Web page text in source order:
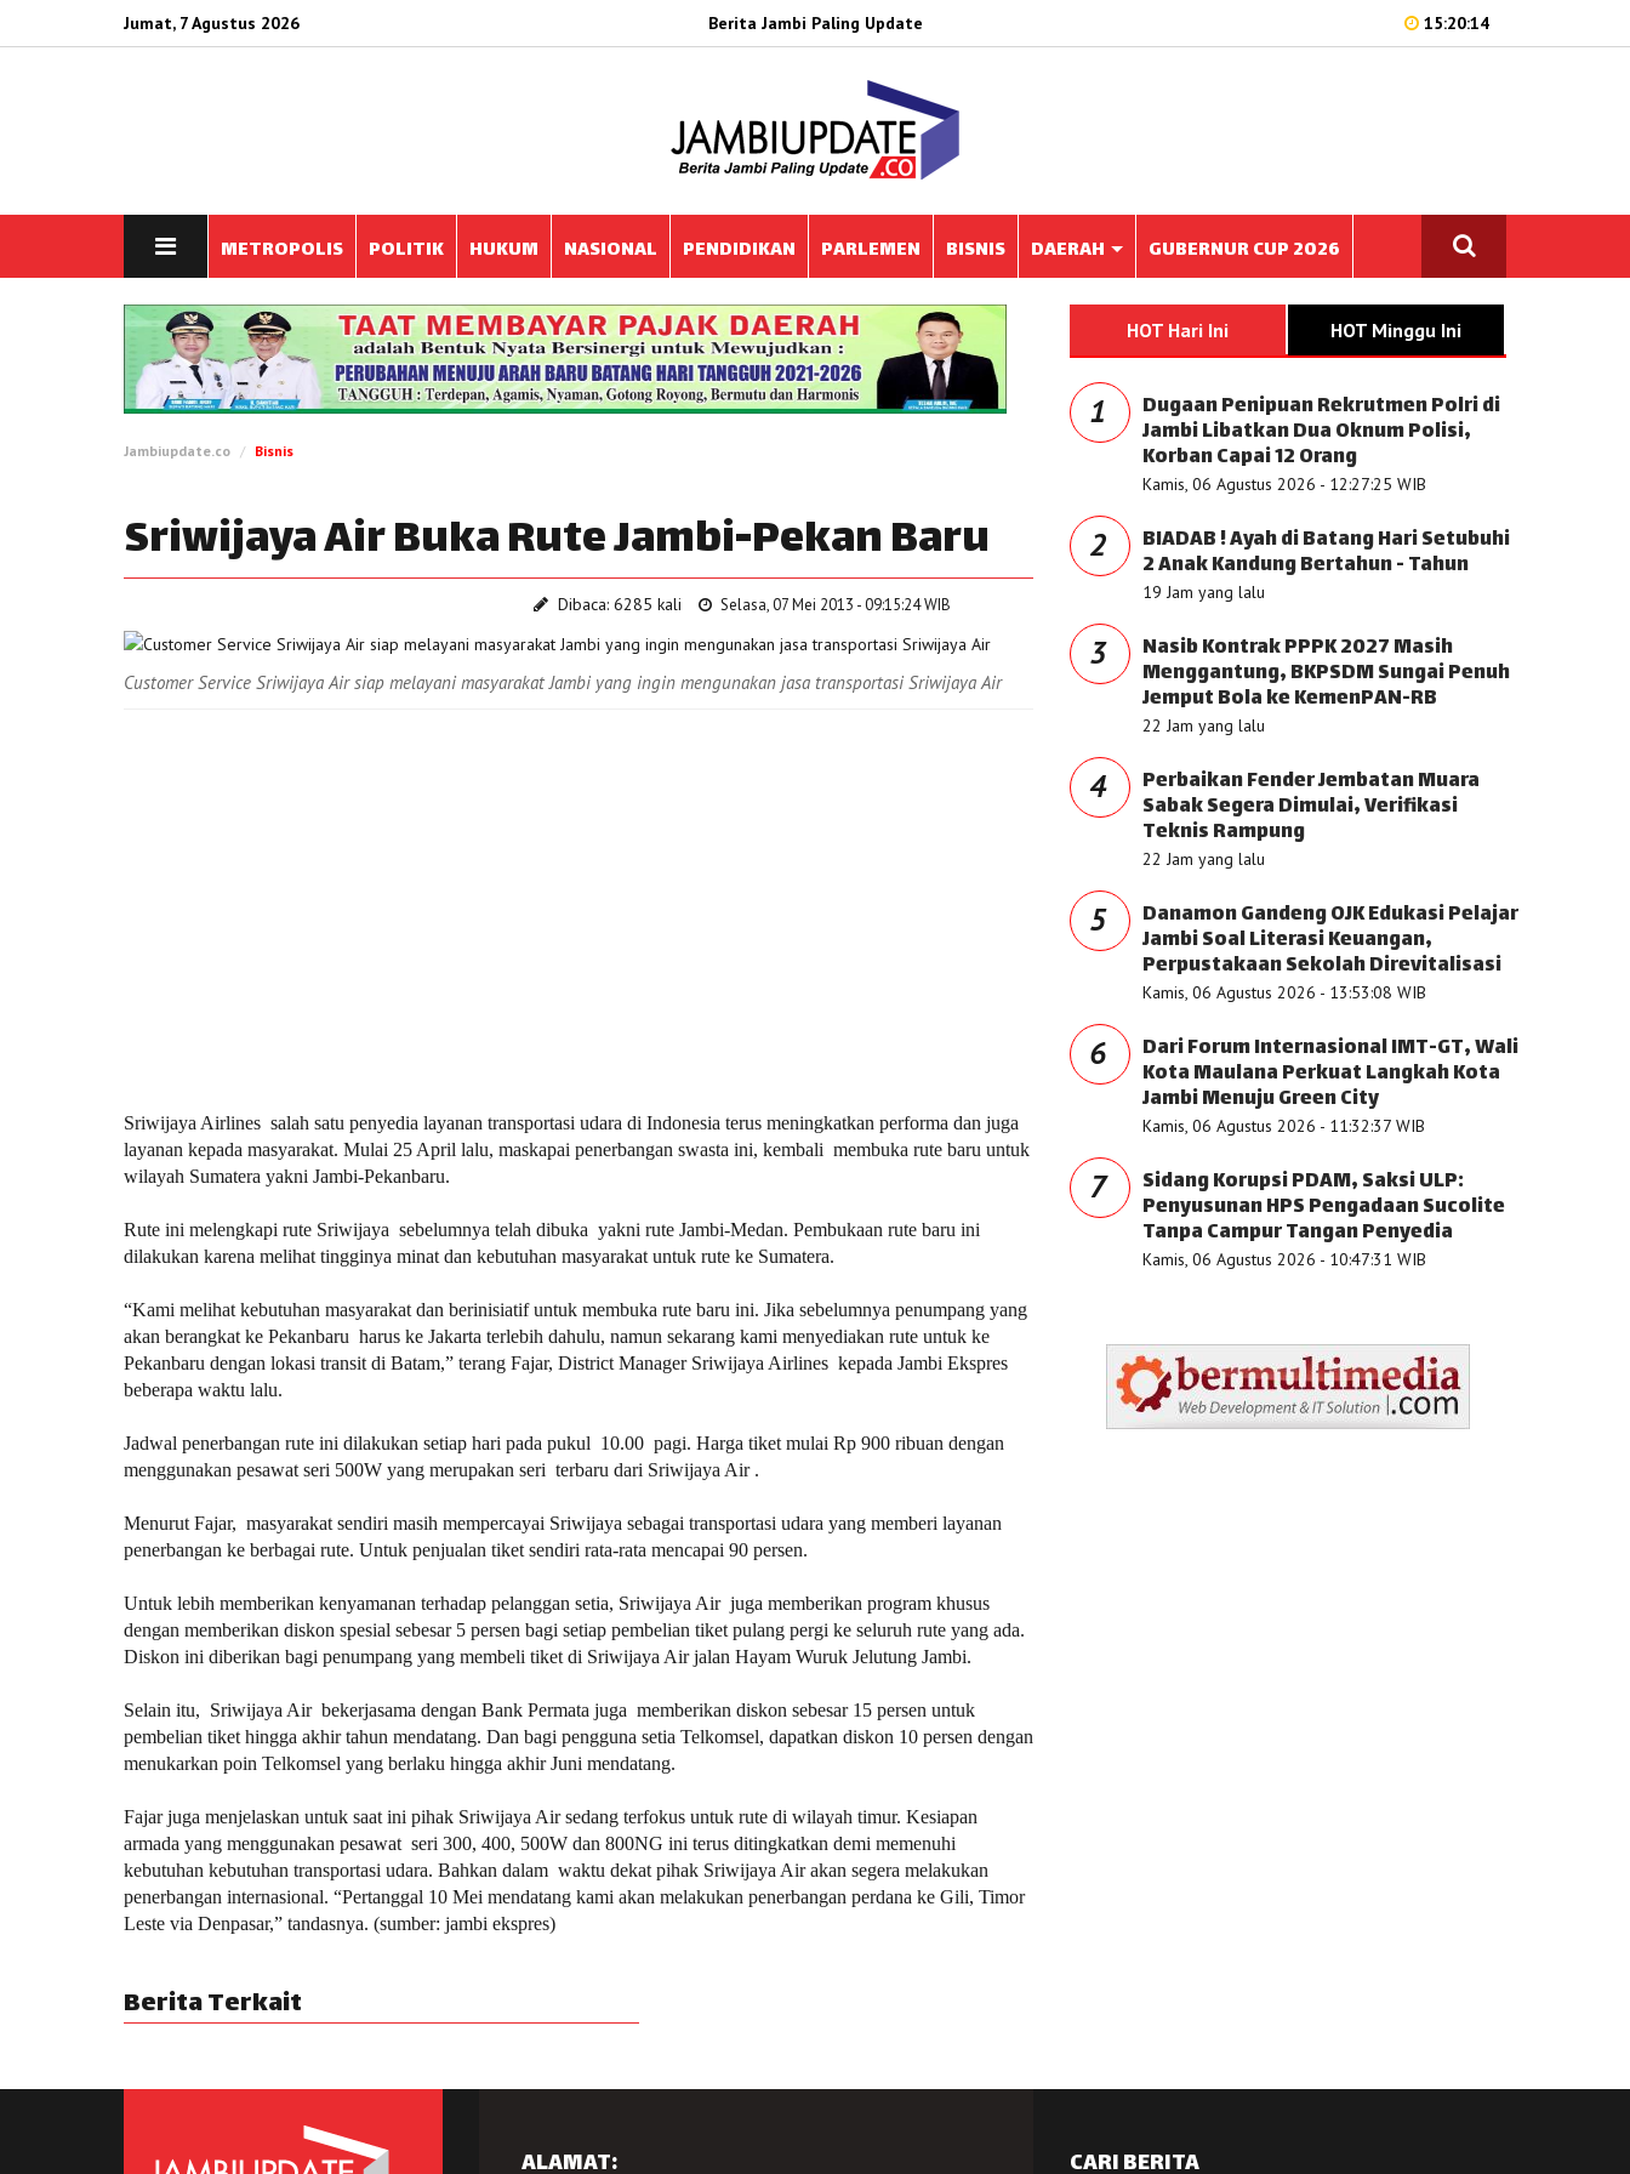
Jumat, 7 Agustus 2026 Berita Jambi Paling Update 15:20:14
METROPOLIS POLITIK HUKUM NASIONAL PENDIDIKAN PARLEMEN BISNIS DAERAH GUBERNUR CUP 2026
Jambiupdate.co Bisnis
Sriwijaya Air Buka Rute Jambi-Pekan Baru
Dibaca: 6285 kali Selasa, 07 Mei 2013 - 09:15:24 WIB
Customer Service Sriwijaya Air siap melayani masyarakat Jambi yang ingin mengunakan jasa transportasi Sriwijaya Air
Sriwijaya Airlines salah satu penyedia layanan transportasi udara di Indonesia terus meningkatkan performa dan juga
layanan kepada masyarakat. Mulai 25 April lalu, maskapai penerbangan swasta ini, kembali membuka rute baru untuk
wilayah Sumatera yakni Jambi-Pekanbaru.
Rute ini melengkapi rute Sriwijaya sebelumnya telah dibuka yakni rute Jambi-Medan. Pembukaan rute baru ini
dilakukan karena melihat tingginya minat dan kebutuhan masyarakat untuk rute ke Sumatera.
“Kami melihat kebutuhan masyarakat dan berinisiatif untuk membuka rute baru ini. Jika sebelumnya penumpang yang
akan berangkat ke Pekanbaru harus ke Jakarta terlebih dahulu, namun sekarang kami menyediakan rute untuk ke
Pekanbaru dengan lokasi transit di Batam,” terang Fajar, District Manager Sriwijaya Airlines kepada Jambi Ekspres
beberapa waktu lalu.
Jadwal penerbangan rute ini dilakukan setiap hari pada pukul 10.00 pagi. Harga tiket mulai Rp 900 ribuan dengan
menggunakan pesawat seri 500W yang merupakan seri terbaru dari Sriwijaya Air .
Menurut Fajar, masyarakat sendiri masih mempercayai Sriwijaya sebagai transportasi udara yang memberi layanan
penerbangan ke berbagai rute. Untuk penjualan tiket sendiri rata-rata mencapai 90 persen.
Untuk lebih memberikan kenyamanan terhadap pelanggan setia, Sriwijaya Air juga memberikan program khusus
dengan memberikan diskon spesial sebesar 5 persen bagi setiap pembelian tiket pulang pergi ke seluruh rute yang ada.
Diskon ini diberikan bagi penumpang yang membeli tiket di Sriwijaya Air jalan Hayam Wuruk Jelutung Jambi.
Selain itu, Sriwijaya Air bekerjasama dengan Bank Permata juga memberikan diskon sebesar 15 persen untuk
pembelian tiket hingga akhir tahun mendatang. Dan bagi pengguna setia Telkomsel, dapatkan diskon 10 persen dengan
menukarkan poin Telkomsel yang berlaku hingga akhir Juni mendatang.
Fajar juga menjelaskan untuk saat ini pihak Sriwijaya Air sedang terfokus untuk rute di wilayah timur. Kesiapan
armada yang menggunakan pesawat seri 300, 400, 500W dan 800NG ini terus ditingkatkan demi memenuhi
kebutuhan kebutuhan transportasi udara. Bahkan dalam waktu dekat pihak Sriwijaya Air akan segera melakukan
penerbangan internasional. “Pertanggal 10 Mei mendatang kami akan melakukan penerbangan perdana ke Gili, Timor
Leste via Denpasar,” tandasnya. (sumber: jambi ekspres)
Berita Terkait
HOT Hari Ini HOT Minggu Ini
1 Dugaan Penipuan Rekrutmen Polri di
Jambi Libatkan Dua Oknum Polisi,
Korban Capai 12 Orang
Kamis, 06 Agustus 2026 - 12:27:25 WIB
2 BIADAB ! Ayah di Batang Hari Setubuhi
2 Anak Kandung Bertahun - Tahun
19 Jam yang lalu
3 Nasib Kontrak PPPK 2027 Masih
Menggantung, BKPSDM Sungai Penuh
Jemput Bola ke KemenPAN-RB
22 Jam yang lalu
4 Perbaikan Fender Jembatan Muara
Sabak Segera Dimulai, Verifikasi
Teknis Rampung
22 Jam yang lalu
5 Danamon Gandeng OJK Edukasi Pelajar
Jambi Soal Literasi Keuangan,
Perpustakaan Sekolah Direvitalisasi
Kamis, 06 Agustus 2026 - 13:53:08 WIB
6 Dari Forum Internasional IMT-GT, Wali
Kota Maulana Perkuat Langkah Kota
Jambi Menuju Green City
Kamis, 06 Agustus 2026 - 11:32:37 WIB
7 Sidang Korupsi PDAM, Saksi ULP:
Penyusunan HPS Pengadaan Sucolite
Tanpa Campur Tangan Penyedia
Kamis, 06 Agustus 2026 - 10:47:31 WIB
ALAMAT: CARI BERITA